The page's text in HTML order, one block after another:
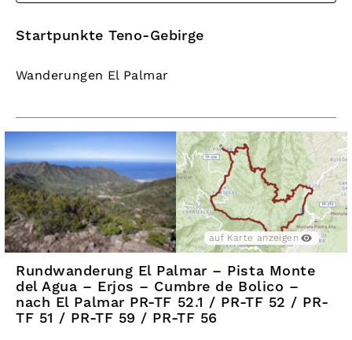
Startpunkte Teno-Gebirge
Wanderungen El Palmar
auf Karte anzeigen
Rundwanderung El Palmar – Pista Monte
del Agua – Erjos – Cumbre de Bolico –
nach El Palmar PR-TF 52.1 / PR-TF 52 / PR-
TF 51 / PR-TF 59 / PR-TF 56